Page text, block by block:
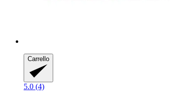
Carrello
5.0 (4)